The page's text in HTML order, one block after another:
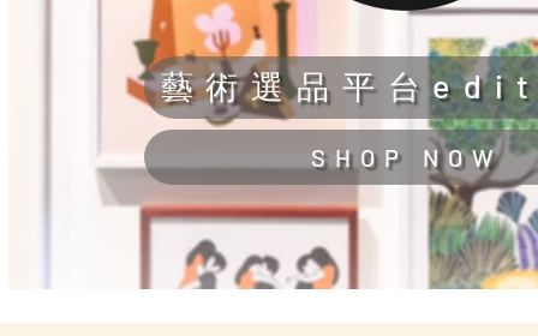
藝術選品平台
SHOP NOW